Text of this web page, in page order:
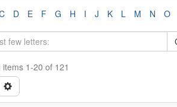
D E F G H I J K L M N O
1-20 of 121